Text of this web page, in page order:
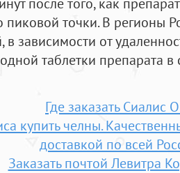
пиковой точки. В регионы
зависимости от
таблетки препарата в
Где заказать Сиалис
купить челны.
доставкой по всей
Заказать почтой Левитра